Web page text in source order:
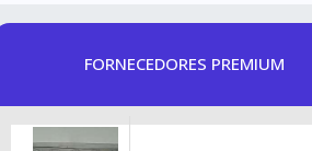
FORNECEDORES PREMIUM